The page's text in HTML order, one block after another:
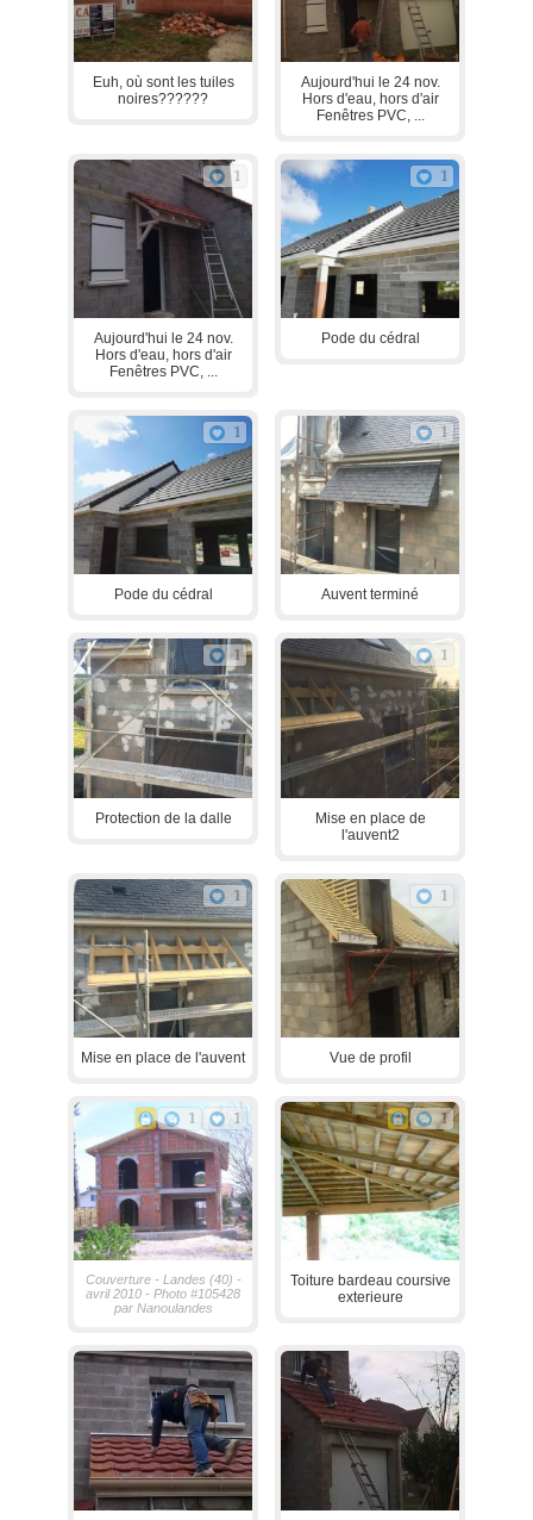
Euh, où sont les tuiles
noires??????
Aujourd'hui le 24 nov.
Hors d'eau, hors d'air
Fenêtres PVC, ...
1
Aujourd'hui le 24 nov.
Hors d'eau, hors d'air
Fenêtres PVC, ...
1
Pode du cédral
1
Pode du cédral
1
Auvent terminé
1
Protection de la dalle
1
Mise en place de
l'auvent2
1
Mise en place de l'auvent
1
Vue de profil
1 1
Couverture - Landes (40) -
avril 2010 - Photo #105428
par Nanoulandes
1
Toiture bardeau coursive
exterieure